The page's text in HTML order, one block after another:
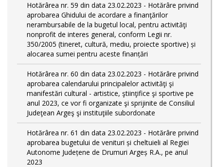
Hotărârea nr. 59 din data 23.02.2023 - Hotărâre privind
aprobarea Ghidului de acordare a finanţărilor
nerambursabile de la bugetul local, pentru activităţi
nonprofit de interes general, conform Legii nr.
350/2005 (tineret, cultură, mediu, proiecte sportive) și
alocarea sumei pentru aceste finanțări
Hotărârea nr. 60 din data 23.02.2023 - Hotărâre privind
aprobarea calendarului principalelor activităţi şi
manifestări cultural - artistice, ştiinţifice şi sportive pe
anul 2023, ce vor fi organizate şi sprijinite de Consiliul
Judeţean Argeş şi instituţiile subordonate
Hotărârea nr. 61 din data 23.02.2023 - Hotărâre privind
aprobarea bugetului de venituri și cheltuieli al Regiei
Autonome Județene de Drumuri Argeș R.A., pe anul
2023